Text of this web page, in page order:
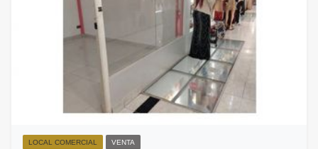
LOCAL COMERCIAL VENTA